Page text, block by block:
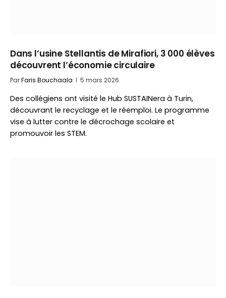
Dans l’usine Stellantis de Mirafiori, 3 000 élèves
découvrent l’économie circulaire
ParFaris Bouchaala 5 mars 2026
Des collégiens ont visité le Hub SUSTAINera à Turin,
découvrant le recyclage et le réemploi. Le programme
vise à lutter contre le décrochage scolaire et
promouvoir les STEM.